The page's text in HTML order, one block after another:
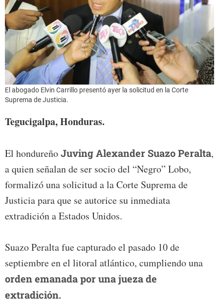
El abogado Elvin Carrillo presentó ayer la solicitud en la Corte
Suprema de Justicia.
Tegucigalpa, Honduras.
El hondureñoJuving Alexander Suazo Peralta,
a quien señalan de ser socio del “Negro” Lobo,
formalizó una solicitud a la Corte Suprema de
Justicia para que se autorice su inmediata
extradición a Estados Unidos.
Suazo Peralta fue capturado el pasado 10 de
septiembre en el litoral atlántico, cumpliendo una
orden emanada por una jueza de
extradición.